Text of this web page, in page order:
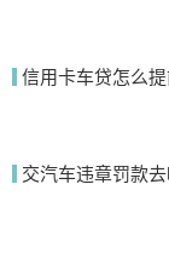
信用卡车贷怎么
交汽车违章罚款